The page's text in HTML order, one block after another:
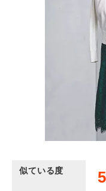
似ている度